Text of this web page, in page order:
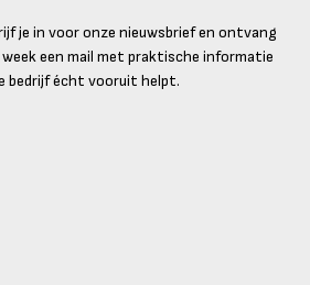
je in voor onze nieuwsbrief en ontvang
week een mail met praktische informatie
bedrijf écht vooruit helpt.